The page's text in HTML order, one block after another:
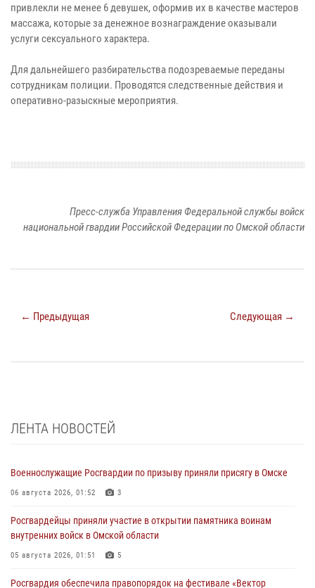
привлекли не менее 6 девушек, оформив их в качестве мастеров
массажа, которые за денежное вознаграждение оказывали
услуги сексуального характера.
Для дальнейшего разбирательства подозреваемые переданы
сотрудникам полиции. Проводятся следственные действия и
оперативно-разыскные мероприятия.
Пресс-служба Управления Федеральной службы войск
национальной гвардии Российской Федерации по Омской области
← Предыдущая Следующая →
ЛЕНТА НОВОСТЕЙ
Военнослужащие Росгвардии по призыву приняли присягу в Омске
06 августа 2026, 01:52 3
Росгвардейцы приняли участие в открытии памятника воинам
внутренних войск в Омской области
05 августа 2026, 01:51 5
Росгвардия обеспечила правопорядок на фестивале «Вектор